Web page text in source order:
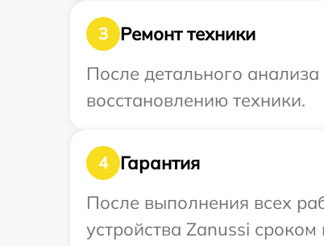
3
Ремонт техники
После детального
восстановлению техники.
4
Гарантия
После выполнения всех
устройства Zanussi